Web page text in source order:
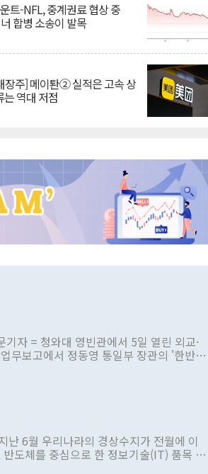
트-NFL, 중계권료 협상 중
합병 소송이 발목
장주] 메이퇀② 실적은 고속 상
는 역대 저점
자 = 청와대 영빈관에서 5일 열린 외교·
무보고에서 정동영 통일부 장관의 '한반도
지 않은 사안을 정책으로 추진하겠다고 공
상'이라는 비판을 내놨다. 그동안 정 장
를 빚은 적은 여러 번 있지만 대통령과 유
적 입장을 표명한 것은 이례적이다. 정 장
제어해야 한다는 목소리도 높아지고 있
난 6월 우리나라의 경상수지가 전월에 이
도체를 중심으로 한 정보기술(IT) 품목 수